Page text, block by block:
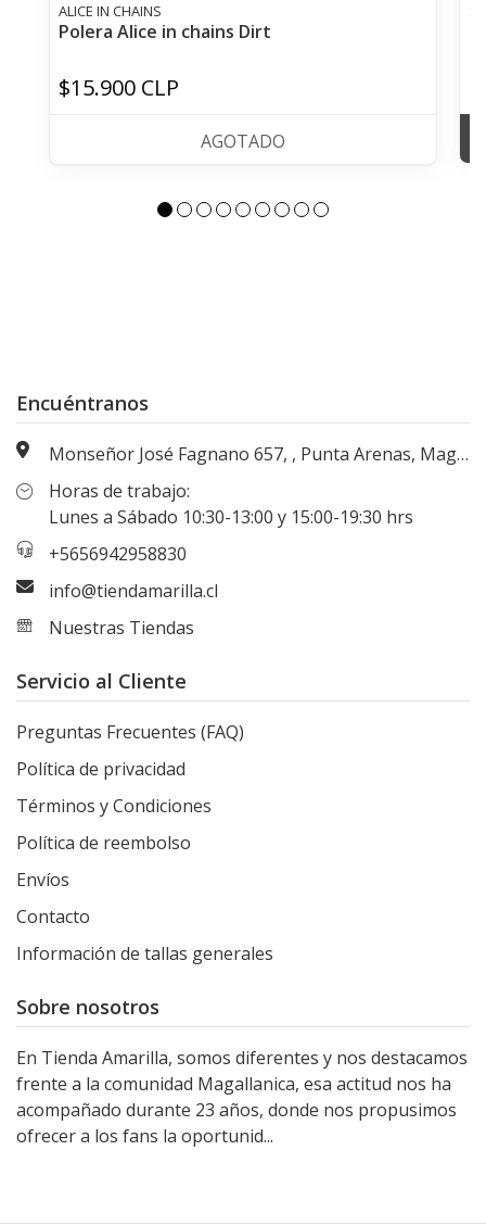
ALICE IN CHAINS
Polera Alice in chains Dirt
$15.900 CLP
AGOTADO
Encuéntranos
Monseñor José Fagnano 657, , Punta Arenas, Magallanes, Chile
Horas de trabajo:
Lunes a Sábado 10:30-13:00 y 15:00-19:30 hrs
+5656942958830
info@tiendamarilla.cl
Nuestras Tiendas
Servicio al Cliente
Preguntas Frecuentes (FAQ)
Política de privacidad
Términos y Condiciones
Política de reembolso
Envíos
Contacto
Información de tallas generales
Sobre nosotros
En Tienda Amarilla, somos diferentes y nos destacamos
frente a la comunidad Magallanica, esa actitud nos ha
acompañado durante 23 años, donde nos propusimos
ofrecer a los fans la oportunid...